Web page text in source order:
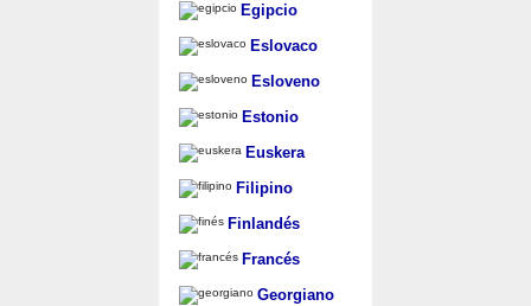
Egipcio
Eslovaco
Esloveno
Estonio
Euskera
Filipino
Finlandés
Francés
Georgiano